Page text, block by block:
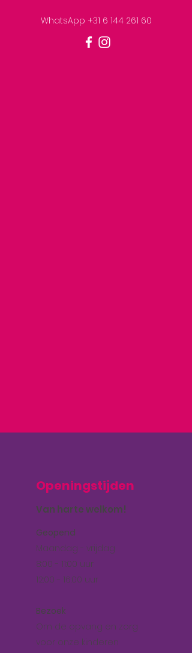
WhatsApp +31 6 144 261 60
Openingstijden
Van harte welkom!
Geopend
Maandag - vrijdag
8:00 - 11:00 uur
12:00 - 16:00 uur
Bezoek
Om de opvang en zorg
voor onze kinderen